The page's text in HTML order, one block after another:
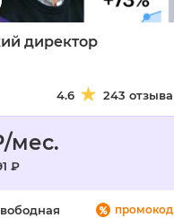
директор
4.6 243 отзыва
мес.
₽
промокод